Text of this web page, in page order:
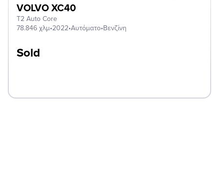
VOLVO XC40
T2 Auto Core
78.846 χλμ•2022•Αυτόματο•Βενζίνη
Sold